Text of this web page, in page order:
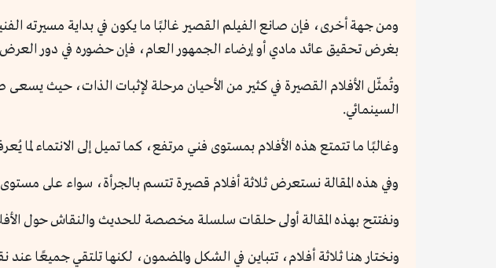
ومن جهة أخرى، فإن صانع الفيلم القصير غالبًا ما يكون في بداية مسيرته
بغرض تحقيق عائد مادي أو إرضاء الجمهور العام، فإن حضوره في دور العرض
وتُمثّل الأفلام القصيرة في كثير من الأحيان مرحلة لإثبات الذات، حيث يسعى
السينمائي.
وغالبًا ما تتمتع هذه الأفلام بمستوى فني مرتفع، كما تميل إلى الانتماء لما
وفي هذه المقالة نستعرض ثلاثة أفلام قصيرة تتسم بالجرأة، سواء على
ونفتتح بهذه المقالة أولى حلقات سلسلة مخصصة للحديث والنقاش حول
ونختار هنا ثلاثة أفلام، تتباين في الشكل والمضمون، لكنها تلتقي جميعًا عند